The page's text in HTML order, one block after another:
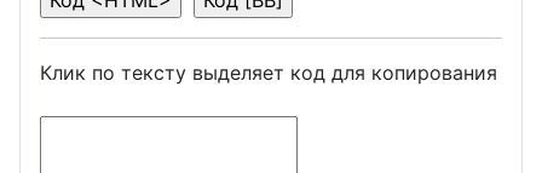
Клик по тексту выделяет код для копирования